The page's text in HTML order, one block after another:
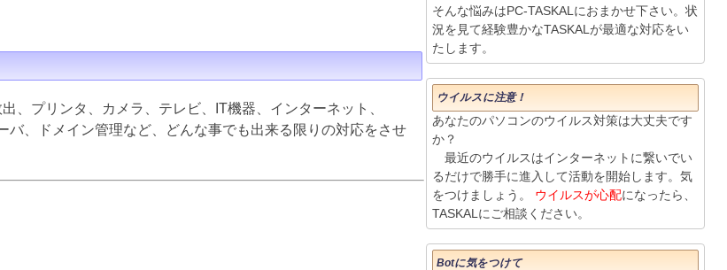
、プリンタ、カメラ、テレビ、IT機器、インターネット、
、ドメイン管理など、どんな事でも出来る限りの対応をさせ
そんな悩みはPC-TASKALにおまかせ下さい。状
況を見て経験豊かなTASKALが最適な対応をい
たします。
ウイルスに注意！
あなたのパソコンのウイルス対策は大丈夫です
か？
最近のウイルスはインターネットに繋いでい
るだけで勝手に進入して活動を開始します。気
をつけましょう。 ウイルスが心配になったら、
TASKALにご相談ください。
Botに気をつけて